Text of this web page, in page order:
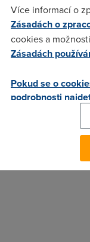
stažení je nutné
balík najdouzde.
27. 10. 2010
Více informací o
Zásadách o
cookies a
Zásadách
Pokud se o
podrobnosti